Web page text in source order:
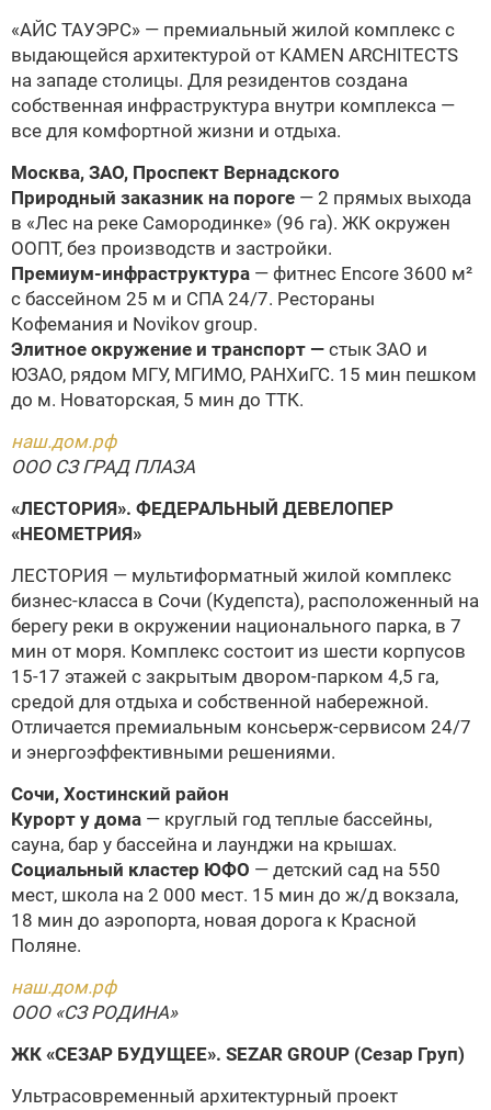
«АЙС ТАУЭРС» — премиальный жилой комплекс с
выдающейся архитектурой от KAMEN ARCHITECTS
на западе столицы. Для резидентов создана
собственная инфраструктура внутри комплекса —
все для комфортной жизни и отдыха.
Москва, ЗАО, Проспект Вернадского
Природный заказник на пороге — 2 прямых выхода
в «Лес на реке Самородинке» (96 га). ЖК окружен
ООПТ, без производств и застройки.
Премиум-инфраструктура — фитнес Encore 3600 м²
с бассейном 25 м и СПА 24/7. Рестораны
Кофемания и Novikov group.
Элитное окружение и транспорт — стык ЗАО и
ЮЗАО, рядом МГУ, МГИМО, РАНХиГС. 15 мин пешком
до м. Новаторская, 5 мин до ТТК.
наш.дом.рф
ООО СЗ ГРАД ПЛАЗА
«ЛЕСТОРИЯ». ФЕДЕРАЛЬНЫЙ ДЕВЕЛОПЕР
«НЕОМЕТРИЯ»
ЛЕСТОРИЯ — мультиформатный жилой комплекс
бизнес-класса в Сочи (Кудепста), расположенный на
берегу реки в окружении национального парка, в 7
мин от моря. Комплекс состоит из шести корпусов
15-17 этажей с закрытым двором-парком 4,5 га,
средой для отдыха и собственной набережной.
Отличается премиальным консьерж-сервисом 24/7
и энергоэффективными решениями.
Сочи, Хостинский район
Курорт у дома — круглый год теплые бассейны,
сауна, бар у бассейна и лаунджи на крышах.
Социальный кластер ЮФО — детский сад на 550
мест, школа на 2 000 мест. 15 мин до ж/д вокзала,
18 мин до аэропорта, новая дорога к Красной
Поляне.
наш.дом.рф
ООО «СЗ РОДИНА»
ЖК «СЕЗАР БУДУЩЕЕ». SEZAR GROUP (Сезар Груп)
Ультрасовременный архитектурный проект